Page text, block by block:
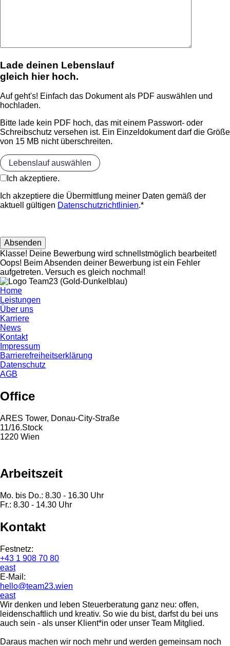
Lade deinen Lebenslauf
gleich hier hoch.
Auf geht's! Einfach das Dokument als PDF auswählen und
hochladen.
Bitte lade kein PDF hoch, das mit einem Passwort- oder
Schreibschutz versehen ist. Ein Einzeldokument darf die Größe
von 15 MB nicht überschreiten.
Lebenslauf auswählen
Ich akzeptiere.
Ich akzeptiere die Übermittlung meiner Daten gemäß der
aktuell gültigen Datenschutzrichtlinien.*
Klasse! Deine Bewerbung wird schnellstmöglich bearbeitet!
Oops! Beim Absenden deiner Bewerbung ist ein Fehler
aufgetreten. Versuch es gleich nochmal!
Home
Leistungen
Über uns
Karriere
News
Kontakt
Impressum
Barrierefreiheitserklärung
Datenschutz
AGB
Office
ARES Tower, Donau-City-Straße
11/16.Stock
1220 Wien
Arbeitszeit
Mo. bis Do.: 8.30 - 16.30 Uhr
Fr.: 8.30 - 14.30 Uhr
Kontakt
Festnetz:
+43 1 908 70 80
east
E-Mail:
hello@team23.wien
east
Wir denken und leben Steuerberatung ganz neu: offen,
leidenschaftlich und kreativ. So wie du bist, darfst du bei uns
auch sein - als unser Klient*in oder unser Team Mitglied.
Daraus machen wir noch mehr und werden gemeinsam noch